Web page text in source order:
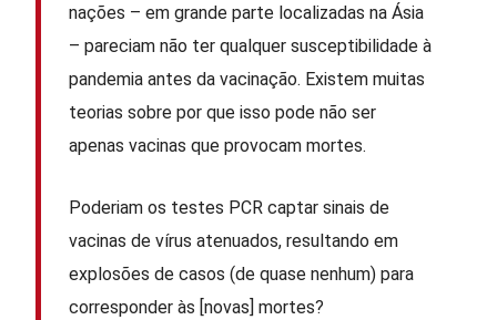
nações – em grande parte localizadas na Ásia
– pareciam não ter qualquer susceptibilidade à
pandemia antes da vacinação. Existem muitas
teorias sobre por que isso pode não ser
apenas vacinas que provocam mortes.
Poderiam os testes PCR captar sinais de
vacinas de vírus atenuados, resultando em
explosões de casos (de quase nenhum) para
corresponder às [novas] mortes?